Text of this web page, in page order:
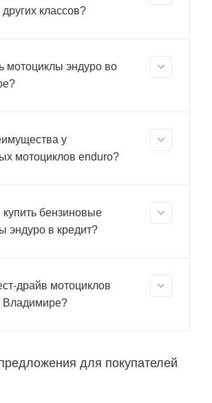
классов?
мотоциклы эндуро во
у
мотоциклов enduro?
бензиновые
эндуро в кредит?
драйв мотоциклов
Владимире?
для покупателей